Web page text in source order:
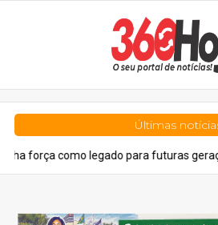
Últimas
legado para futuras gerações